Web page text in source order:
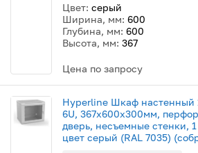
Цвет: серый
Ширина, мм: 600
Глубина, мм: 600
Высота, мм: 367
Цена по запросу
Hyperline Шкаф настенный
6U, 367x600х300мм,
дверь, несъемные стенки,
цвет серый (RAL 7035)